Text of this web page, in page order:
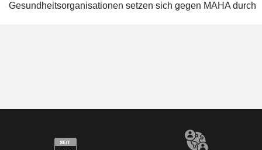
Gesundheitsorganisationen setzen sich gegen MAHA durch